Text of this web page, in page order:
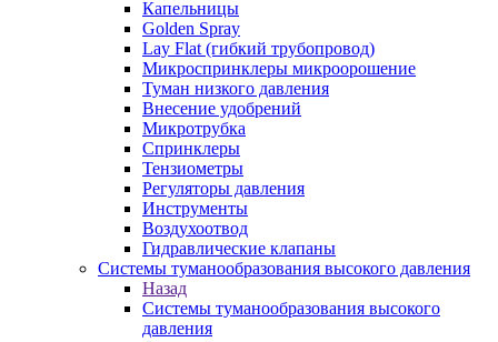
Капельницы
Golden Spray
Lay Flat (гибкий трубопровод)
Микроспринклеры микроорошение
Туман низкого давления
Внесение удобрений
Микротрубка
Спринклеры
Тензиометры
Регуляторы давления
Инструменты
Воздухоотвод
Гидравлические клапаны
Системы туманообразования высокого давления
Назад
Системы туманообразования высокого
давления